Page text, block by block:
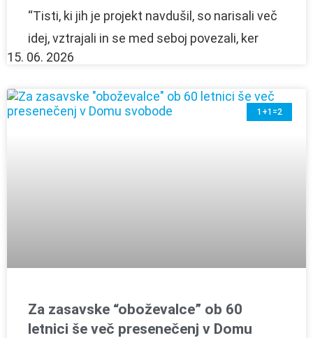
“Tisti, ki jih je projekt navdušil, so narisali več
idej, vztrajali in se med seboj povezali, ker
15. 06. 2026
1+1=2
Za zasavske “oboževalce” ob 60
letnici še več presenečenj v Domu